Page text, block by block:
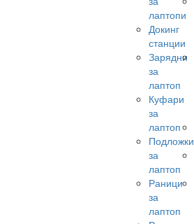
лаптопи
Докинг
станции
Зарядни
за
лаптоп
Куфари
за
лаптоп
Подложки
за
лаптоп
Раници
за
лаптоп